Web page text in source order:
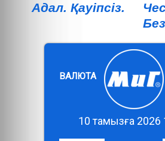
Адал. Қауiпсiз.
ВАЛЮТА
10 тамызға 2026